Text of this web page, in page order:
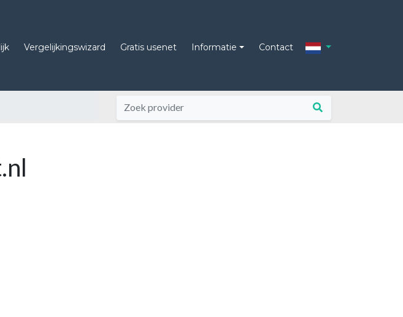
Vergelijkingswizard Gratis usenet Informatie Contact